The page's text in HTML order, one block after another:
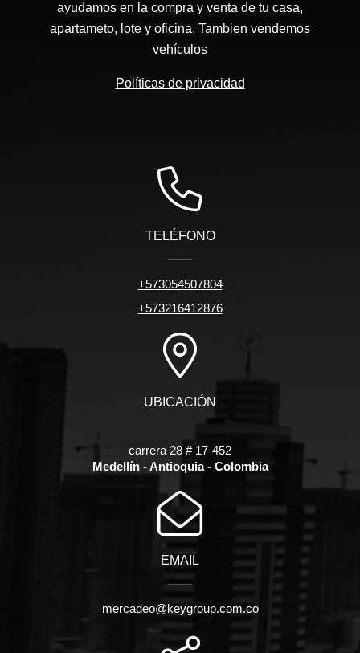
ayudamos en la compra y venta de tu casa,
apartameto, lote y oficina. Tambien vendemos
vehículos
Políticas de privacidad
TELÉFONO
+573054507804
+573216412876
UBICACIÓN
carrera 28 # 17-452
Medellín - Antioquia - Colombia
EMAIL
mercadeo@keygroup.com.co